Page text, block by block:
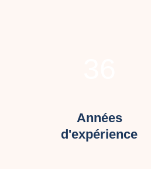
Années
d'expérience